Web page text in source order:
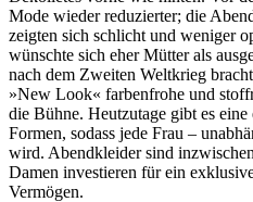
Mode wieder reduzierter; die
zeigten sich schlicht und weniger
wünschte sich eher Mütter als
nach dem Zweiten Weltkrieg
»New Look« farbenfrohe und
die Bühne. Heutzutage gibt es
Formen, sodass jede Frau –
wird. Abendkleider sind
Damen investieren für ein
Vermögen.